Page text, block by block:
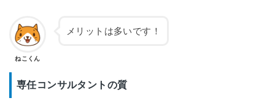
ねこくん
メリットは多いです！
専任コンサルタントの質